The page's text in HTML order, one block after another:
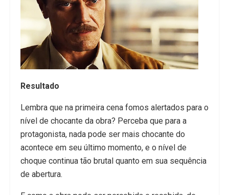
Resultado
Lembra que na primeira cena fomos alertados para o
nível de chocante da obra? Perceba que para a
protagonista, nada pode ser mais chocante do
acontece em seu último momento, e o nível de
choque continua tão brutal quanto em sua sequência
de abertura.